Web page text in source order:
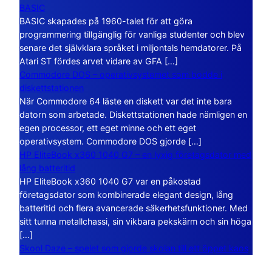
BASIC
BASIC skapades på 1960-talet för att göra
programmering tillgänglig för vanliga studenter och blev
senare det självklara språket i miljontals hemdatorer. På
Atari ST fördes arvet vidare av GFA […]
Commodore DOS – operativsystemet som bodde i
diskettstationen
När Commodore 64 läste en diskett var det inte bara
datorn som arbetade. Diskettstationen hade nämligen en
egen processor, ett eget minne och ett eget
operativsystem. Commodore DOS gjorde […]
HP EliteBook x360 1040 G7 – en lyxig företagsdator med
lång batteritid
HP EliteBook x360 1040 G7 var en påkostad
företagsdator som kombinerade elegant design, lång
batteritid och flera avancerade säkerhetsfunktioner. Med
sitt tunna metallchassi, sin vikbara pekskärm och sin höga
[…]
Skool Daze – spelet som gjorde skolan till ett öppet kaos